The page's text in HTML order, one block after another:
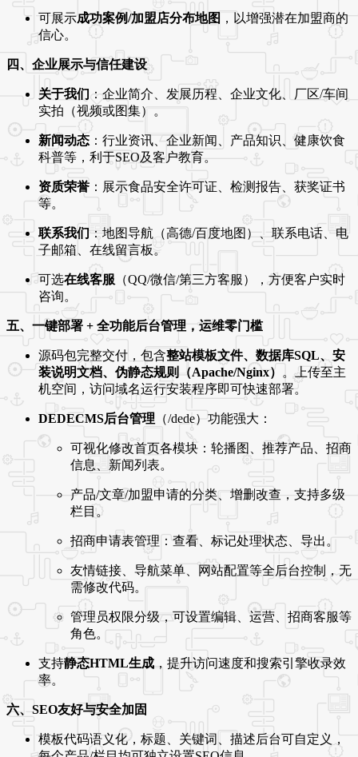
可展示成功案例/加盟店分布地图 ，以增强潜在加盟商的
信心。
四、企业展示与信任建设
关于我们：企业简介、发展历程、企业文化、厂区/车间
实拍（视频或图集）。
新闻动态 ：行业资讯、企业新闻、产品知识、健康饮食
科普等，利于SEO及客户教育。
资质荣誉 ：展示食品安全许可证、检测报告、获奖证书
等。
联系我们：地图导航（高德/百度地图）、联系电话、电
子邮箱、在线留言板。
可选在线客服 （QQ/微信/第三方客服），方便客户实时
咨询。
五、一键部署 + 全功能后台管理，运维零门槛
源码包完整交付，包含整站模板文件、数据库SQL、安
装说明文档、伪静态规则（Apache/Nginx） 。上传至主
机空间，访问域名运行安装程序即可快速部署。
DEDECMS后台管理 （/dede）功能强大：
可视化修改首页各模块：轮播图、推荐产品、招商
信息、新闻列表。
产品/文章/加盟申请的分类、增删改查，支持多级
栏目。
招商申请表管理：查看、标记处理状态、导出。
友情链接、导航菜单、网站配置等全后台控制，无
需修改代码。
管理员权限分级，可设置编辑、运营、招商客服等
角色。
支持静态HTML生成，提升访问速度和搜索引擎收录效
率。
六、SEO友好与安全加固
模板代码语义化，标题、关键词、描述后台可自定义，